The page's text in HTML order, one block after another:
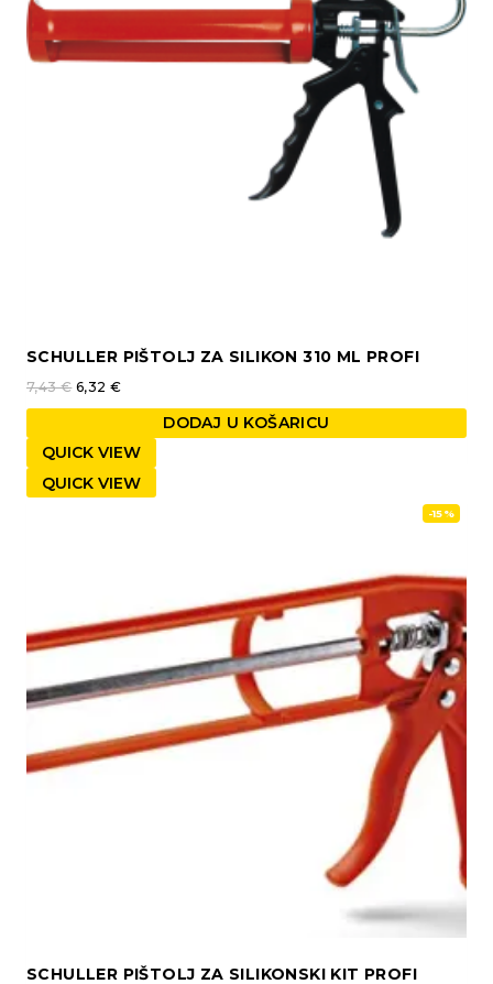
SCHULLER PIŠTOLJ ZA SILIKON 310 ML PROFI
7,43€ 6,32 €
DODAJ U KOŠARICU
QUICK VIEW
QUICK VIEW
-15%
SCHULLER PIŠTOLJ ZA SILIKONSKI KIT PROFI